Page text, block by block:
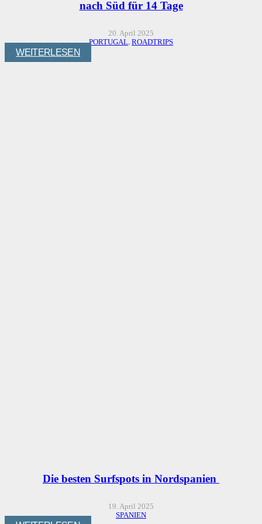
nach Süd für 14 Tage
20. April 2025
PORTUGAL, ROADTRIPS
WEITERLESEN
Die besten Surfspots in Nordspanien
19. April 2025
SPANIEN